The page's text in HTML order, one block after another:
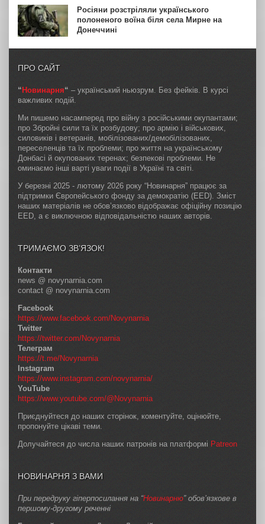
Росіяни розстріляли українського
полоненого воїна біля села Мирне на
Донеччині
ПРО САЙТ
“Новинарня“ – український ньюзрум. Без фейків. В курсі
важливих подій.
Ми пишемо насамперед про війну з російськими окупантами;
про Збройні сили та їх розбудову; про армію і військових,
силовиків і ветеранів, мобілізованих/демобілізованих,
переселенців та їх проблеми; про життя на українському
Донбасі й окупованих теренах; безпекові проблеми. Не
оминаємо інші варті уваги події в Україні та світі.
У березні 2025 - лютому 2026 року “Новинарня” працює за
підтримки Європейського фонду за демократію (EED). Зміст
наших матеріалів не обов’язково відображає офіційну позицію
EED, а є виключною відповідальністю наших авторів.
ТРИМАЄМО ЗВ’ЯЗОК!
Контакти
news @ novynarnia.com
contact @ novynarnia.com
Facebook
https://www.facebook.com/Novynarnia
Twitter
https://twitter.com/Novynarnia
Телеграм
https://t.me/Novynarnia
Instagram
https://www.instagram.com/novynarnia/
YouTube
https://www.youtube.com/@Novynarnia
Приєднуйтеся до наших сторінок, коментуйте, оцінюйте,
пропонуйте цікаві теми.
Долучайтеся до числа наших патронів на платформі Patreon
НОВИНАРНЯ З ВАМИ
При передруку гіперпосилання на “Новинарню” обов’язкове в
першому-другому реченні